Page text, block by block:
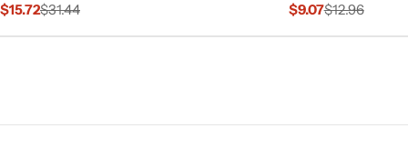
Sale
price
$15.72
Regular
price
$31.44
Sale
price
$9.07
Regular
price
$12.96